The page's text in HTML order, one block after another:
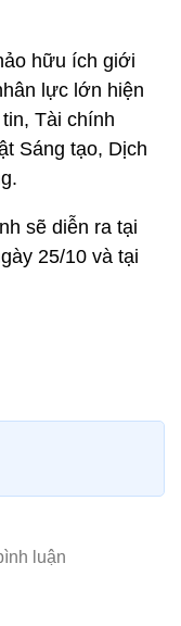
hữu ích giới
lực lớn hiện
Tài chính
Sáng tạo, Dịch
sẽ diễn ra tại
25/10 và tại